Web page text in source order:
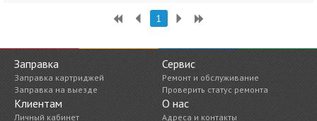
1
Заправка
Заправка картриджей
Заправка на выезде
Сервис
Ремонт и обслуживание
Проверить статус ремонта
Клиентам
Личный кабинет
О нас
Адреса и контакты